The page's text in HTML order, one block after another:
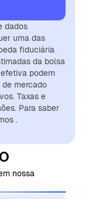
dados
uma das
fiduciária
da bolsa
podem
mercado
Taxas e
Para saber
.
nossa